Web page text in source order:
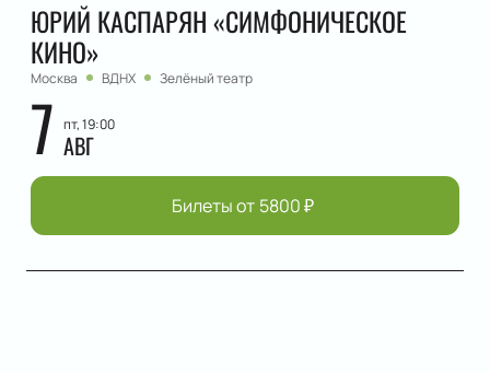
ЮРИЙ КАСПАРЯН «СИМФОНИЧЕСКОЕ
КИНО»
Москва ВДНХ Зелёный театр
7 пт, 19:00
АВГ
Билеты от 5800₽